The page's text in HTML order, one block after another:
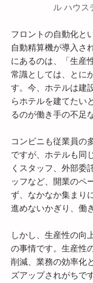
ル ハウス
フロントの自動化と
自動精算機が導入さ
にあるのは、「生産
常識としては、とに
す。今、ホテルは建
らホテルを建てたい
るのが働き手の不足
コンビニも従業員の
ですが、ホテルも同
くスタッフ、外部委
ッフなど、開業のペ
ず、なかなか集まり
進めないかぎり、働
しかし、生産性の向
の事情です。生産性
削減、業務の効率化
ズアップされがちで